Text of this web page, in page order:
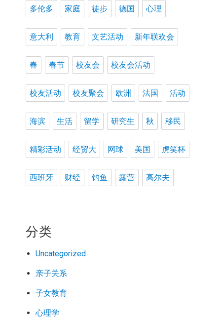
多伦多 家庭 徒步 德国 心理
意大利 教育 文艺活动 新年联欢会
春 春节 校友会 校友会活动
校友活动 校友聚会 欧洲 法国 活动
海滨 生活 留学 研究生 秋 移民
精彩活动 经贸大 网球 美国 虎笑杯
西班牙 财经 钓鱼 露营 高尔夫
分类
Uncategorized
亲子关系
子女教育
心理学